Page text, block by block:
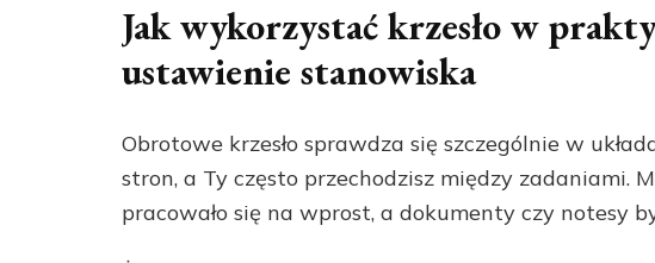
Jak wykorzystać krzesło w
ustawienie stanowiska
Obrotowe krzesło sprawdza się szczególnie w
stron, a Ty często przechodzisz między zadaniami.
pracowało się na wprost, a dokumenty czy notesy